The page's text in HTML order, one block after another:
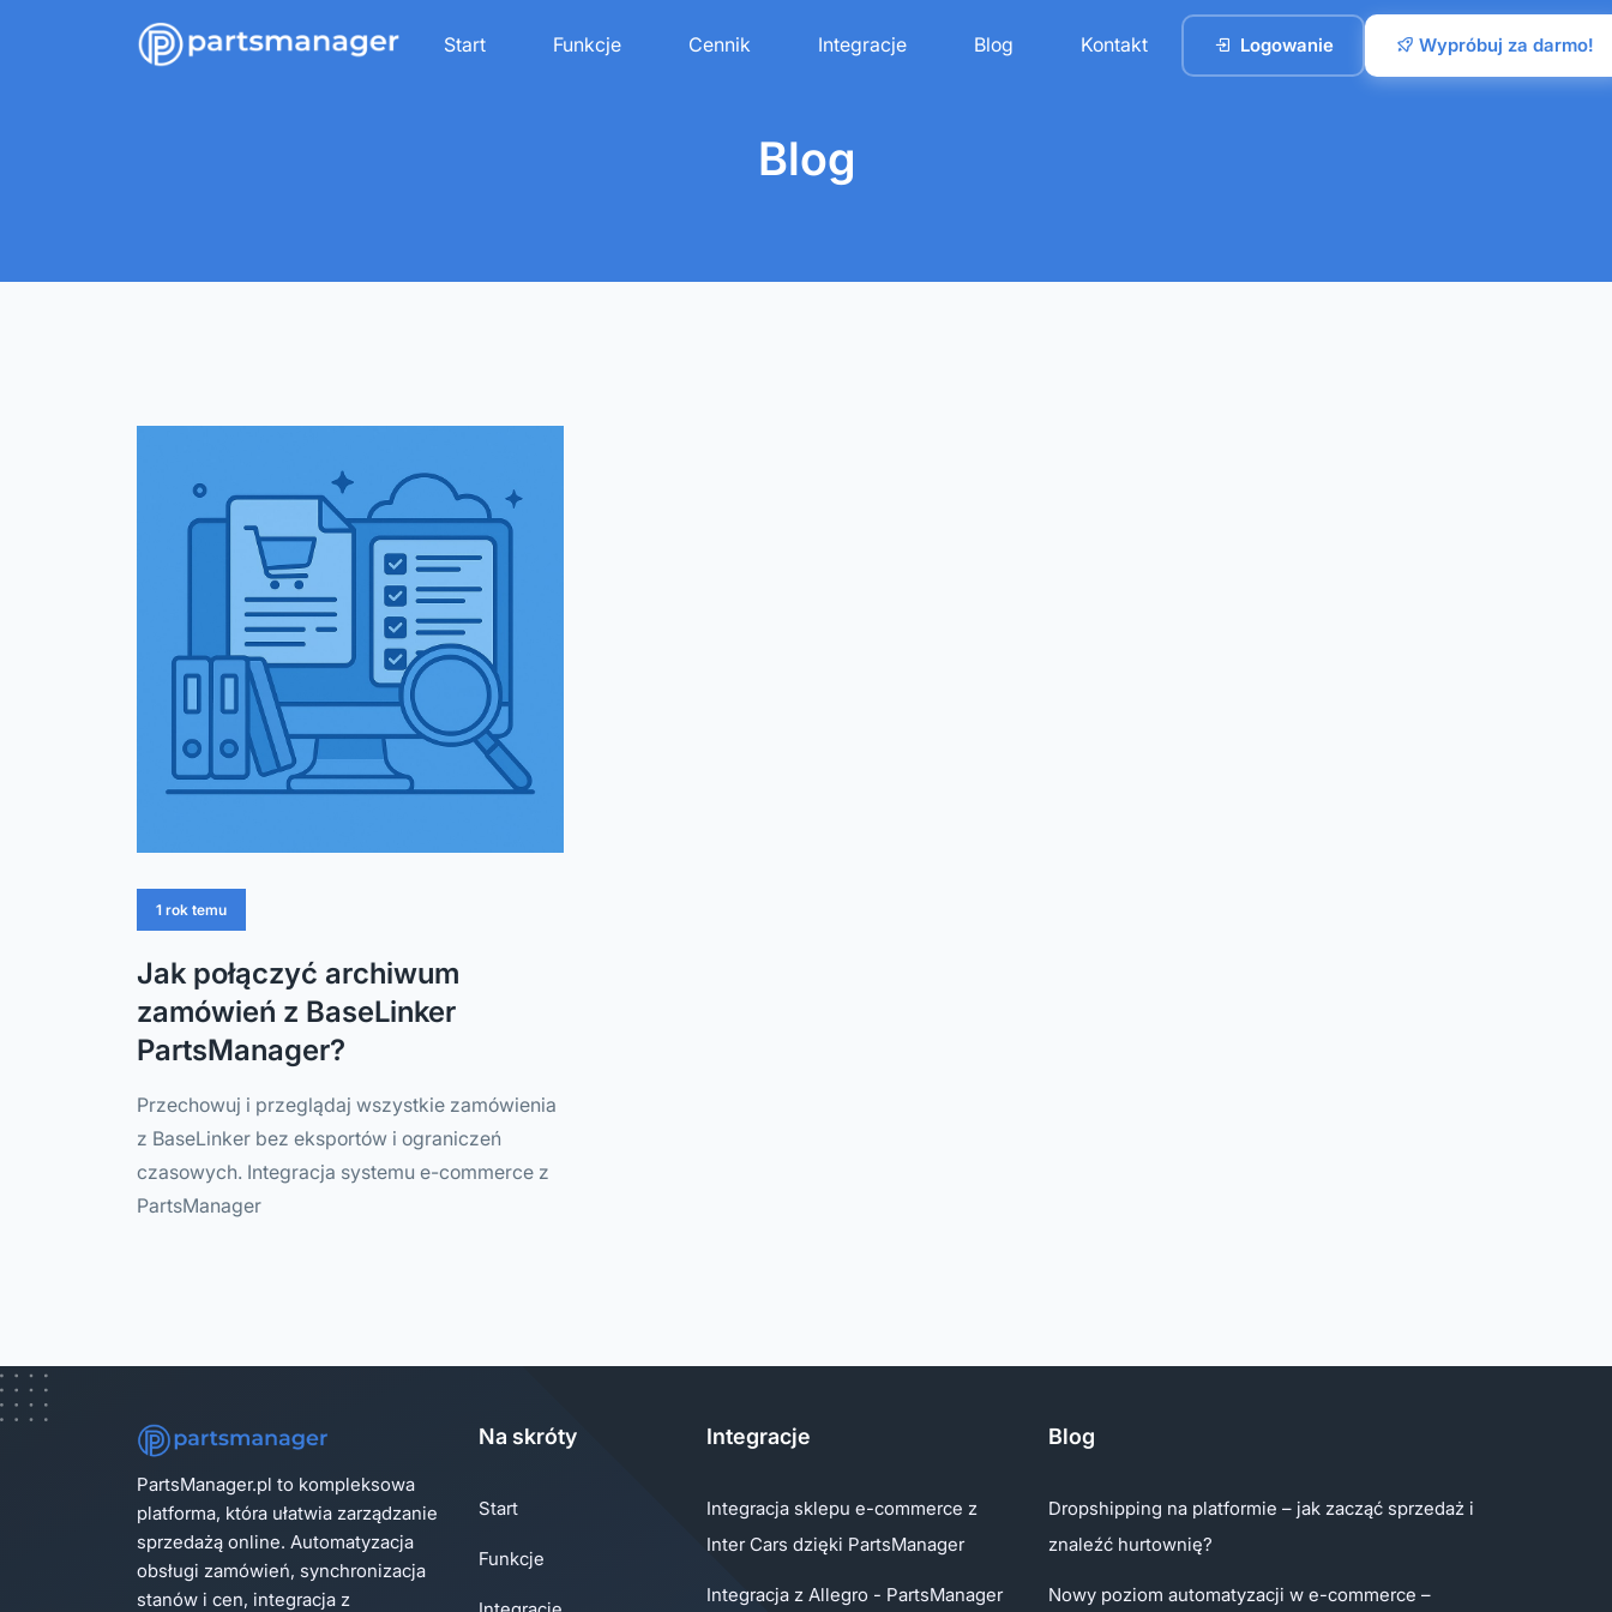
Start Funkcje Cennik Integracje Blog Kontakt Logowanie Wypróbuj za darmo!
Blog
1 rok temu
Jak połączyć archiwum
zamówień z BaseLinker
PartsManager?
Przechowuj i przeglądaj wszystkie zamówienia
z BaseLinker bez eksportów i ograniczeń
czasowych. Integracja systemu e-commerce z
PartsManager
PartsManager.pl to kompleksowa
platforma, która ułatwia zarządzanie
sprzedażą online. Automatyzacja
obsługi zamówień, synchronizacja
stanów i cen, integracja z
Na skróty
Start
Funkcje
Integracje
Integracja sklepu e-commerce z
Inter Cars dzięki PartsManager
Integracja z Allegro - PartsManager
Blog
Dropshipping na platformie – jak zacząć sprzedaż i
znaleźć hurtownię?
Nowy poziom automatyzacji w e-commerce –